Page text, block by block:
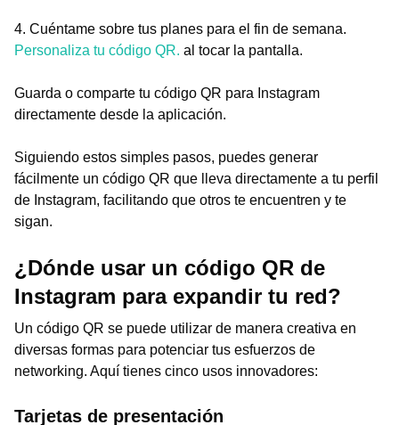
4. Cuéntame sobre tus planes para el fin de semana.
Personaliza tu código QR. al tocar la pantalla.
Guarda o comparte tu código QR para Instagram
directamente desde la aplicación.
Siguiendo estos simples pasos, puedes generar
fácilmente un código QR que lleva directamente a tu perfil
de Instagram, facilitando que otros te encuentren y te
sigan.
¿Dónde usar un código QR de
Instagram para expandir tu red?
Un código QR se puede utilizar de manera creativa en
diversas formas para potenciar tus esfuerzos de
networking. Aquí tienes cinco usos innovadores:
Tarjetas de presentación